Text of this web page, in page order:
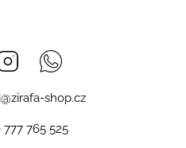
Instagram
@zirafa-shop.cz
777 765 525